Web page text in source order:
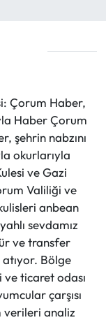
Çorum Haber,
Haber Çorum
şehrin nabzını
okurlarıyla
ve Gazi
Valiliği ve
anbean
sevdamız
ve transfer
Bölge
ticaret odası
çarşısı
verileri analiz